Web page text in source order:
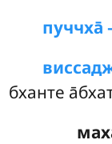
пуччха̄
бханте